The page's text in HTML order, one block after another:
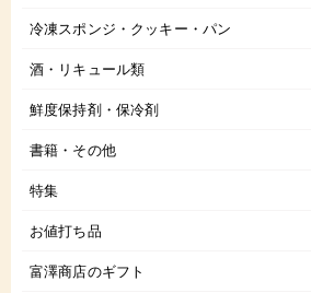
冷凍スポンジ・クッキー・パン
酒・リキュール類
鮮度保持剤・保冷剤
書籍・その他
特集
お値打ち品
富澤商店のギフト